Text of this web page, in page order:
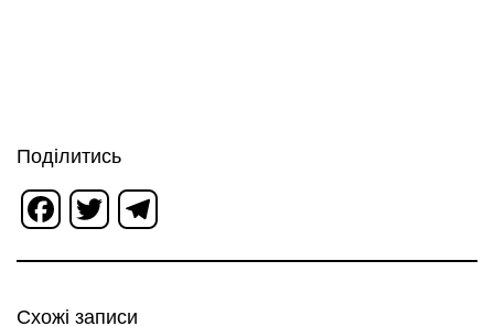
Поділитись
Facebook
Twitter
Схожі записи